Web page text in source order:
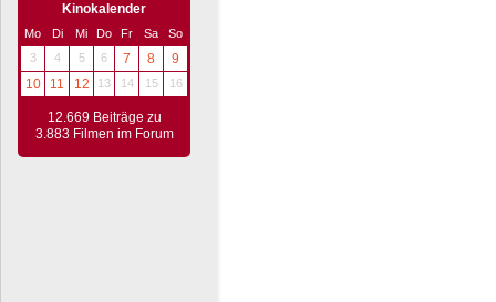
Kinokalender
Mo Di Mi Do Fr Sa
So
3
4 5 6 7 8
9
10
11 12 13 14 15 16
12.669 Beiträge zu
3.883 Filmen im Forum